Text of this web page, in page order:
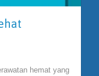
hemat yang